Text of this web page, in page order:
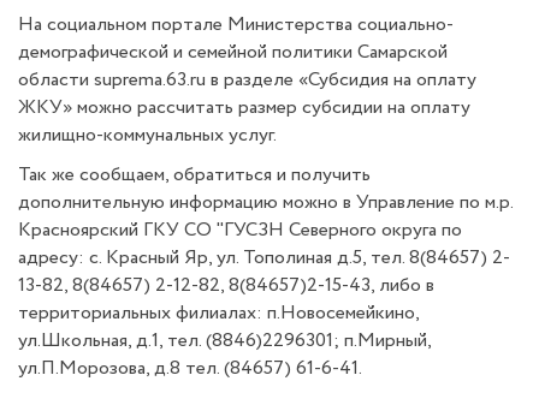
На социальном портале Министерства социально-
демографической и семейной политики Самарской
области suprema.63.ru в разделе «Субсидия на оплату
ЖКУ» можно рассчитать размер субсидии на оплату
жилищно-коммунальных услуг.
Так же сообщаем, обратиться и получить
дополнительную информацию можно в Управление по м.р.
Красноярский ГКУ СО "ГУСЗН Северного округа по
адресу: с. Красный Яр, ул. Тополиная д.5, тел. 8(84657) 2-
13-82, 8(84657) 2-12-82, 8(84657)2-15-43, либо в
территориальных филиалах: п.Новосемейкино,
ул.Школьная, д.1, тел. (8846)2296301; п.Мирный,
ул.П.Морозова, д.8 тел. (84657) 61-6-41.